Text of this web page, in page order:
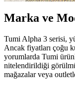
Marka ve
Tumi Alpha 3 serisi,
Ancak fiyatları çoğu
yorumlarda Tumi
nitelendirildiği
mağazalar veya